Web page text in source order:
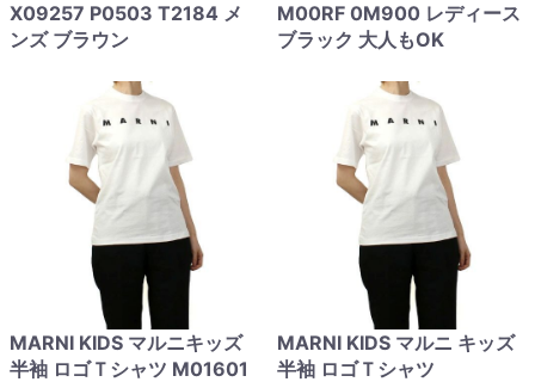
X09257 P0503 T2184 メ
ンズ ブラウン
M00RF 0M900 レディース
ブラック 大人もOK
MARNI KIDS マルニキッズ
半袖 ロゴＴシャツ M01601
MARNI KIDS マルニ キッズ
半袖 ロゴＴシャツ